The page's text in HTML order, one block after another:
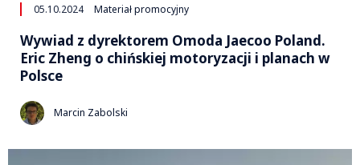
05.10.2024 Materiał promocyjny
Wywiad z dyrektorem Omoda Jaecoo Poland.
Eric Zheng o chińskiej motoryzacji i planach w
Polsce
Marcin Zabolski